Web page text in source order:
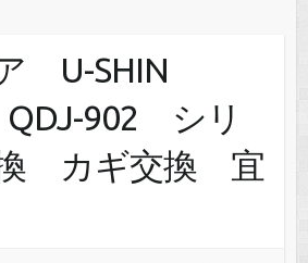
U-SHIN
902 シリ
換 カギ交換 宜